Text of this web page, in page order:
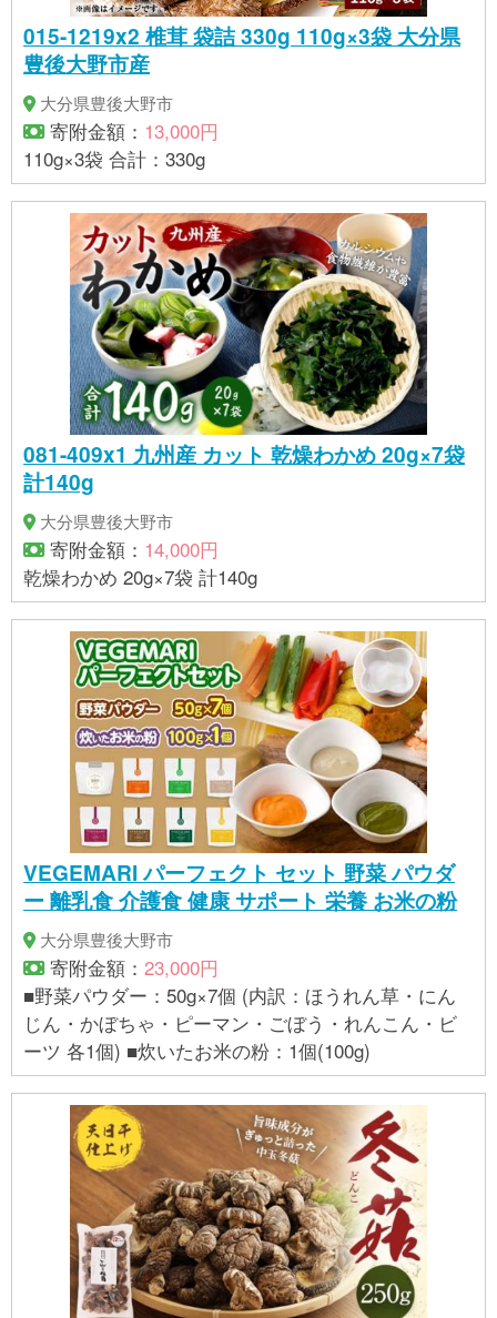
015-1219x2 椎茸 袋詰 330g 110g×3袋 大分県
豊後大野市産
大分県豊後大野市
寄附金額： 13,000円
110g×3袋 合計：330g
081-409x1 九州産 カット 乾燥わかめ 20g×7袋
計140g
大分県豊後大野市
寄附金額： 14,000円
乾燥わかめ 20g×7袋 計140g
VEGEMARI パーフェクト セット 野菜 パウダ
ー 離乳食 介護食 健康 サポート 栄養 お米の粉
大分県豊後大野市
寄附金額： 23,000円
■野菜パウダー：50g×7個 (内訳：ほうれん草・にん
じん・かぼちゃ・ピーマン・ごぼう・れんこん・ビ
ーツ 各1個) ■炊いたお米の粉：1個(100g)